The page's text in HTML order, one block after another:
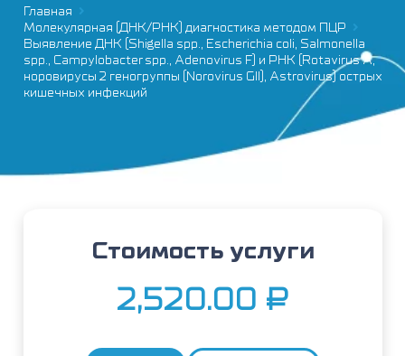
Главная
Молекулярная (ДНК/РНК) диагностика методом ПЦР
Выявление ДНК (Shigella spp., Escherichia coli, Salmonella
spp., Campylobacter spp., Adenovirus F) и РНК (Rotavirus A,
норовирусы 2 геногруппы (Norovirus GII), Astrovirus) острых
кишечных инфекций
Стоимость услуги
2,520.00 ₽